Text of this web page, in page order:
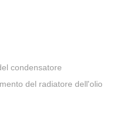
condensatore
del radiatore dell'olio